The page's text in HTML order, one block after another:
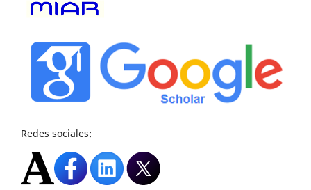
Redes sociales: